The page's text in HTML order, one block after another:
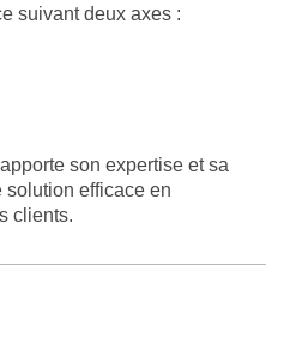
suivant deux axes :
son expertise et sa
solution efficace en
clients.